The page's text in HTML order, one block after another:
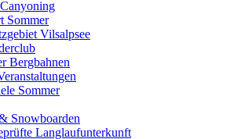
Sommer
Vilsalpsee
Bergbahnen
Sommer
Snowboarden
Langlaufunterkunft